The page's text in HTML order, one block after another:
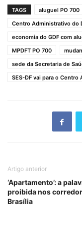
TAGS aluguel PO 700
Centro Administrativo do
economia do GDF com
MPDFT PO 700
sede da Secretaria de
SES-DF vai para o
Artigo anterior
‘Apartamento’: a
proibida nos
Brasília